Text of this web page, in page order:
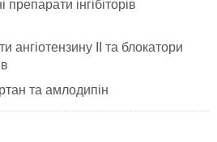
препарати інгібіторів
ангіотензину II та блокатори
та амлодипін